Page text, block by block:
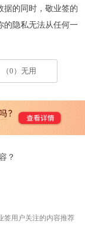
据的同时，敬业签的
的隐私无法从任何一
（0）无用
？
签用户关注的内容推荐